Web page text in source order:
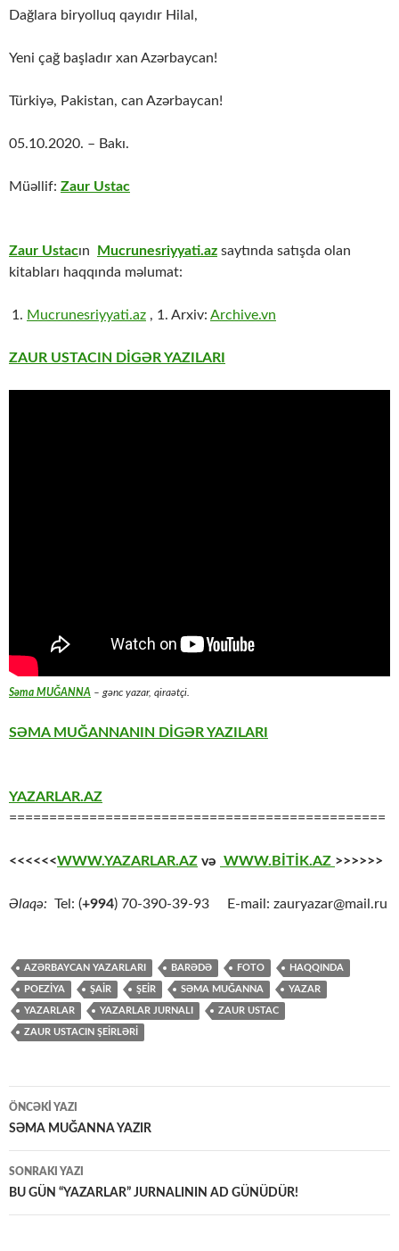
Dağlara biryolluq qayıdır Hilal,
Yeni çağ başladır xan Azərbaycan!
Türkiyə, Pakistan, can Azərbaycan!
05.10.2020. – Bakı.
Müəllif: Zaur Ustac
Zaur Ustacın Mucrunesriyyati.az saytında satışda olan
kitabları haqqında məlumat:
Mucrunesriyyati.az , 1. Arxiv: Archive.vn
ZAUR USTACIN DİGƏR YAZILARI
Səma MUĞANNA – gənc yazar, qiraətçi.
SƏMA MUĞANNANIN DİGƏR YAZILARI
YAZARLAR.AZ
===============================================
<<<<<<WWW.YAZARLAR.AZ və WWW.BİTİK.AZ >>>>>>
Əlaqə: Tel: (+994) 70-390-39-93 E-mail: zauryazar@mail.ru
AZƏRBAYCAN YAZARLARI BARƏDƏ FOTO HAQQINDA
POEZİYA ŞAİR ŞEİR SƏMA MUĞANNA YAZAR
YAZARLAR YAZARLAR JURNALI ZAUR USTAC
ZAUR USTACIN ŞEİRLƏRİ
Yazılar
üzrə
naviqasiya
ÖNCƏKI YAZI
SƏMA MUĞANNA YAZIR
SONRAKI YAZI
BU GÜN “YAZARLAR” JURNALININ AD GÜNÜDÜR!